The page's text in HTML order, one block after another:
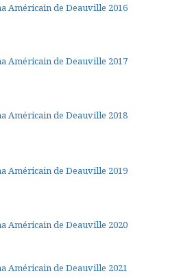
Américain de Deauville 2016
Américain de Deauville 2017
Américain de Deauville 2018
Américain de Deauville 2019
Américain de Deauville 2020
Américain de Deauville 2021